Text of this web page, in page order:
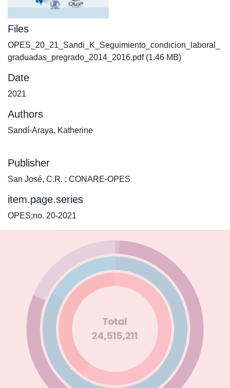
Files
OPES_20_21_Sandi_K_Seguimiento_condicion_laboral_
graduadas_pregrado_2014_2016.pdf(1.46 MB)
Date
2021
Authors
Sandí-Araya, Katherine
Publisher
San José, C.R. : CONARE-OPES
item.page.series
OPES;no. 20-2021